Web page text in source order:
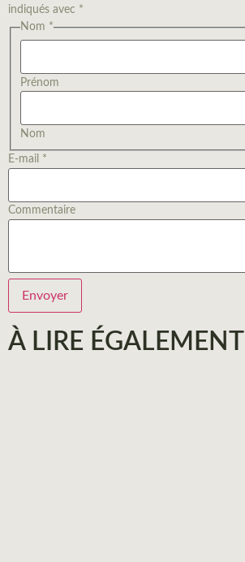
indiqués avec *
NomNom *
Prénom
Nom
E-mail *
Commentaire
Envoyer
À LIRE ÉGALEMENT